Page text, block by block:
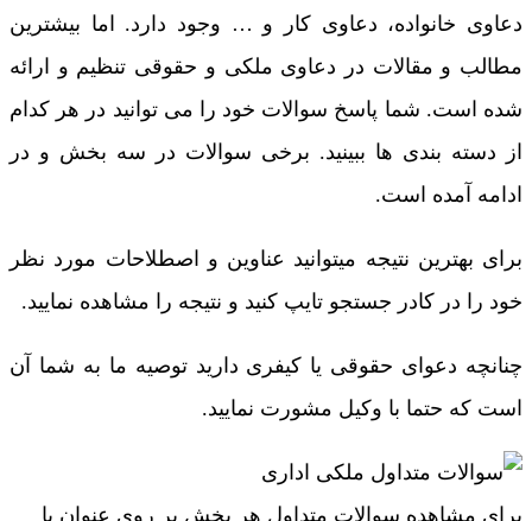
دعاوی خانواده، دعاوی کار و … وجود دارد. اما بیشترین
مطالب و مقالات در دعاوی ملکی و حقوقی تنظیم و ارائه
شده است. شما پاسخ سوالات خود را می توانید در هر کدام
از دسته بندی ها ببینید. برخی سوالات در سه بخش و در
ادامه آمده است.
برای بهترین نتیجه میتوانید عناوین و اصطلاحات مورد نظر
خود را در کادر جستجو تایپ کنید و نتیجه را مشاهده نمایید.
چنانچه دعوای حقوقی یا کیفری دارید توصیه ما به شما آن
است که حتما با وکیل مشورت نمایید.
برای مشاهده سوالات متداول هر بخش بر روی عنوان یا